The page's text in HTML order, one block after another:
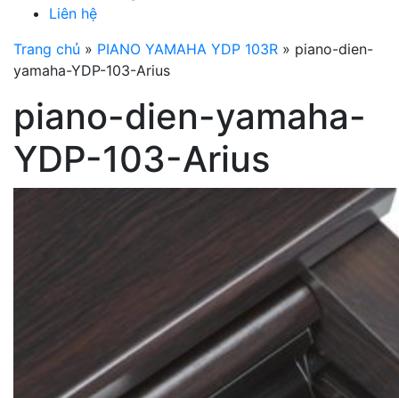
Liên hệ
Trang chủ » PIANO YAMAHA YDP 103R » piano-dien-
yamaha-YDP-103-Arius
piano-dien-yamaha-
YDP-103-Arius